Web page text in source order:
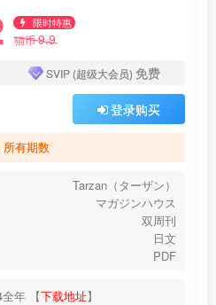
限时特惠
猫币9.9
SVIP (超级大会员) 免费
登录购买
所有期数
Tarzan（ターザン）
マガジンハウス
双周刊
日文
PDF
年 【下载地址】